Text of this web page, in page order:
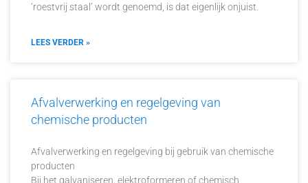
‘roestvrij staal’ wordt genoemd, is dat eigenlijk onjuist.
LEES VERDER »
Afvalverwerking en regelgeving van
chemische producten
Afvalverwerking en regelgeving bij gebruik van chemische
producten
Bij het galvaniseren, elektroformeren of chemisch